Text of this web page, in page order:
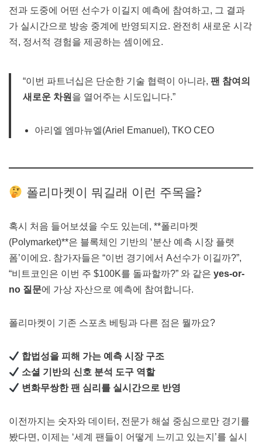
전과 도중에 어떤 선수가 이길지 예측에 참여하고, 그 결과
가 실시간으로 방송 중계에 반영되지요. 완전히 새로운 시각
적, 정서적 경험을 제공하는 셈이에요.
“이번 파트너십은 단순한 기술 협력이 아니라, 팬 참여의
새로운 차원 을 열어주는 시도입니다.”
아리엘 엠마뉴엘(Ariel Emanuel), TKO CEO
폴리마켓이 뭐길래 이런 주목을?
혹시 처음 들어보셨을 수도 있는데, **폴리마켓
(Polymarket)**은 블록체인 기반의 ‘분산 예측 시장 플랫
폼’이에요. 참가자들은 “이번 경기에서 A선수가 이길까?”,
“비트코인은 이번 주 $100K를 돌파할까?” 와 같은 yes-or-
no 질문에 가상 자산으로 예측에 참여합니다.
폴리마켓이 기존 스포츠 베팅과 다른 점은 뭘까요?
합법성을 피해 가는 예측 시장 구조
소셜 기반의 신호 분석 도구 역할
변화무쌍한 팬 심리를 실시간으로 반영
이전까지는 숫자와 데이터, 전문가 해설 중심으로만 경기를
봤다면, 이제는 ‘세계 팬들이 어떻게 느끼고 있는지’를 실시